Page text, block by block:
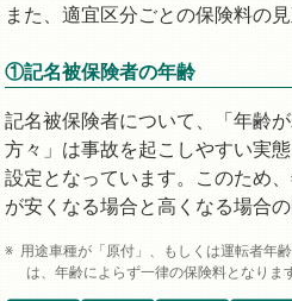
また、適宜区分ごとの保険料の
①記名被保険者の年齢
記名被保険者について、「年齢
方々」は事故を起こしやすい実
設定となっています。このため
が安くなる場合と高くなる場合の
用途車種が「原付」、もしくは運転者年
は、年齢によらず一律の保険料となりま